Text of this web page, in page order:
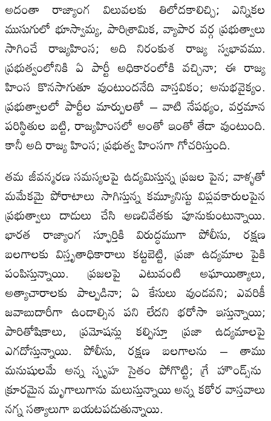
అదంతా రాజ్యాంగ విలువలకు తిలోదకాలిచ్చి; ఎన్నికల
ముసుగులో భూస్వామ్య, పారిశ్రామిక, వ్యాపార వర్గ ప్రభుత్వాలు
సాగించే రాజ్యహింస; అది నిరంకుశ రాజ్య స్వభావము.
ప్రభుత్వంలోనికి ఏ పార్టీ అధికారంలోకి వచ్చినా; ఈ రాజ్య
హింస కొనసాగుతూ వుంటుందనేది వాస్తవికం; అనుభవైక్యం.
ప్రభుత్వాలలో పార్టీల మార్పులతో – వాటి నేపథ్యం, వర్తమాన
పరిస్థితుల బట్టి, రాజ్యహింసలో అంతో ఇంతో తేడా వుంటుంది.
కానీ అది రాజ్య హింస; ప్రభుత్వ హింసగా గోచరిస్తుంది.
తమ జీవన్మరణ సమస్యలపై ఉద్యమిస్తున్న ప్రజల పైన; వాళ్ళతో
మమేకమై పోరాటాలు సాగిస్తున్న కమ్యూనిస్టు వి‌ప్లవకారులపైన
ప్రభుత్వాలు దాడులు చేసి అణచివేతకు పూనుకుంటున్నాయి.
భారత రాజ్యాంగ స్ఫూర్తికి విరుద్ధముగా పోలీసు, రక్షణ
బలగాలకు విస్తృతాధికారాలు కట్టబెట్టి, ప్రజా ఉద్యమాల పైకి
పంపిస్తున్నాయి. ప్రజలపై ఎటువంటి అఘాయిత్యాలు,
అత్యాచారాలకు పాల్పడినా; ఏ కేసులు వుండవని; ఎవరికీ
జవాబుదారీగా ఉండాల్సిన పని లేదని భరోసా ఇస్తున్నాయి;
పారితోషికాలు, ప్రమోషన్లు కల్పిస్తూ ప్రజా ఉద్యమాలపై
ఎగదోస్తున్నాయి. పోలీసు, రక్షణ బలగాలను – తాము
మనుషులమే అన్న స్పృహ సైతం పోగొట్టి; గ్రే హౌండ్స్‌‌ను
క్రూరమైన మృగాలుగాను మలుస్తున్నాయి అన్న కఠోర వాస్తవాలు
నగ్న సత్యాలుగా బయటపడుతున్నాయి.